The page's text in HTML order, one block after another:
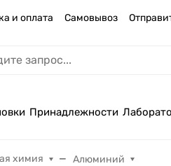
и оплата Самовывоз
Принадлежности
химия Алюминий